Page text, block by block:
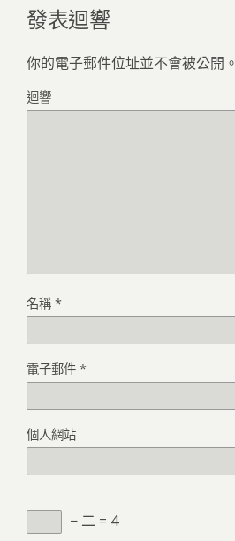
發表迴響
你的電子郵件位址並不會被公開。
迴響
名稱 *
電子郵件 *
個人網站
− 二 = 4